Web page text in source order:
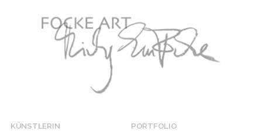
KÜNSTLERIN
PORTFOLIO